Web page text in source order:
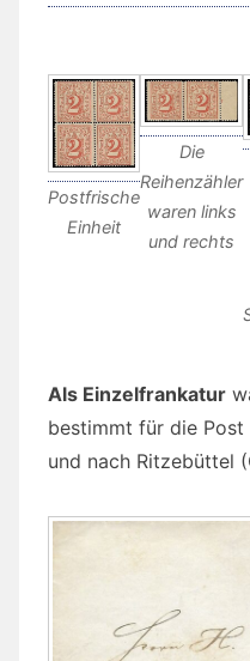
Postfrische
Einheit
Die
Reihenzähler
waren links
und rechts
Als Einzelfrankatur
bestimmt für die
und nach Ritzebüttel